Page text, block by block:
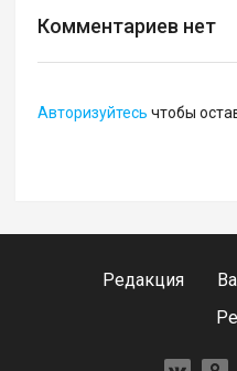
Комментариев нет
Авторизуйтесь чтобы
Редакция